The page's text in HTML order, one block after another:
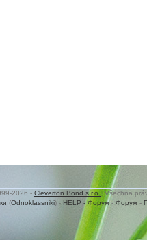
2026 - Cleverton Bond s.r.o.
. Všechna
(Odnoklassniki) - HELP - Форум - Форум -